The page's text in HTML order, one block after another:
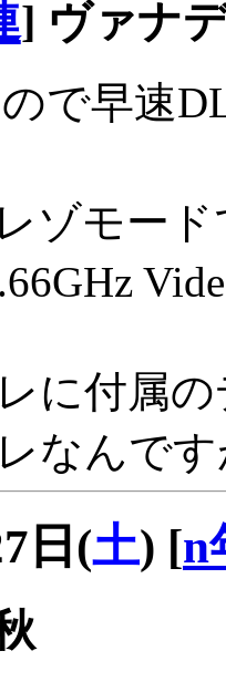
] ヴァナ
で早速
ゾモード
に付属
なんで
日(土) [n